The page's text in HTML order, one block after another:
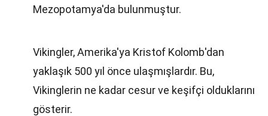
Mezopotamya'da bulunmuştur.
Vikingler, Amerika'ya Kristof Kolomb'dan
yaklaşık 500 yıl önce ulaşmışlardır. Bu,
Vikinglerin ne kadar cesur ve keşifçi olduklarını
gösterir.